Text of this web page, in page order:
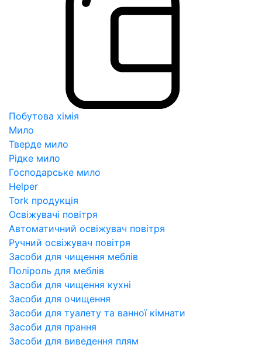
Побутова хімія
Мило
Тверде мило
Рідке мило
Господарське мило
Helper
Tork продукція
Освіжувачі повітря
Автоматичний освіжувач повітря
Ручний освіжувач повітря
Засоби для чищення меблів
Поліроль для меблів
Засоби для чищення кухні
Засоби для очищення
Засоби для туалету та ванної кімнати
Засоби для прання
Засоби для виведення плям